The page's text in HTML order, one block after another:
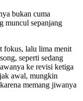
bukan cuma
muncul sepanjang
fokus, lalu lima menit
seperti sedang
ke revisi ketiga
awal, mungkin
memang jiwanya